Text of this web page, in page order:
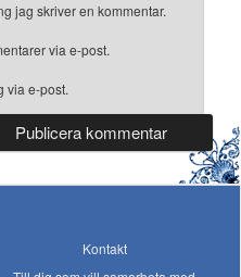
jag skriver en kommentar.
via e-post.
via e-post.
Kontakt